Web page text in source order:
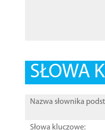
SŁOWA
Nazwa słownika
Słowa kluczowe: